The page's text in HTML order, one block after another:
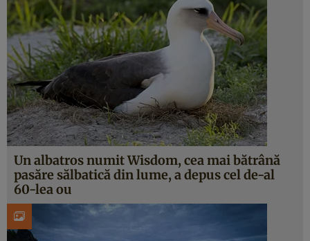
Un albatros numit Wisdom, cea mai bătrână
pasăre sălbatică din lume, a depus cel de-al
60-lea ou